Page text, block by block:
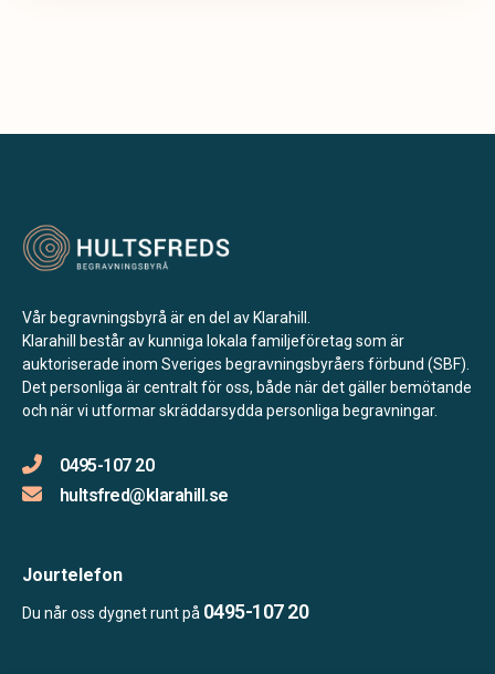
Vår begravningsbyrå är en del av Klarahill.
Klarahill består av kunniga lokala familjeföretag som är
auktoriserade inom Sveriges begravningsbyråers förbund (SBF).
Det personliga är centralt för oss, både när det gäller bemötande
och när vi utformar skräddarsydda personliga begravningar.
0495-107 20
hultsfred@klarahill.se
Jourtelefon
Du når oss dygnet runt på 0495-107 20